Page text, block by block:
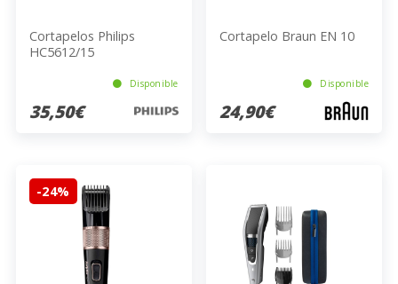
Cortapelos Philips
HC5612/15
Disponible
35,50€
Cortapelo Braun EN 10
Disponible
24,90€
-24%